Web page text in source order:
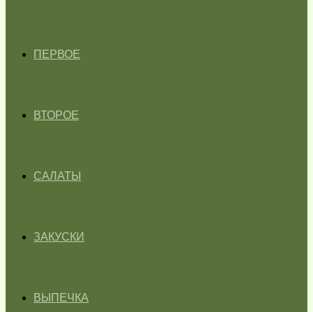
ПЕРВОЕ
ВТОРОЕ
САЛАТЫ
ЗАКУСКИ
ВЫПЕЧКА